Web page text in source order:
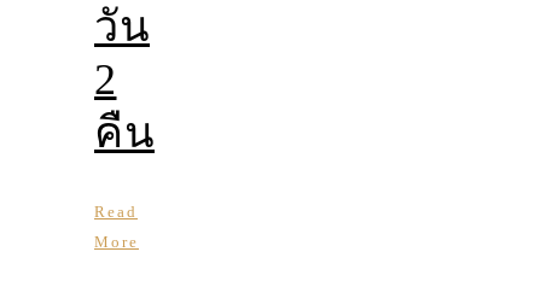
วัน
2
คืน
Read
More